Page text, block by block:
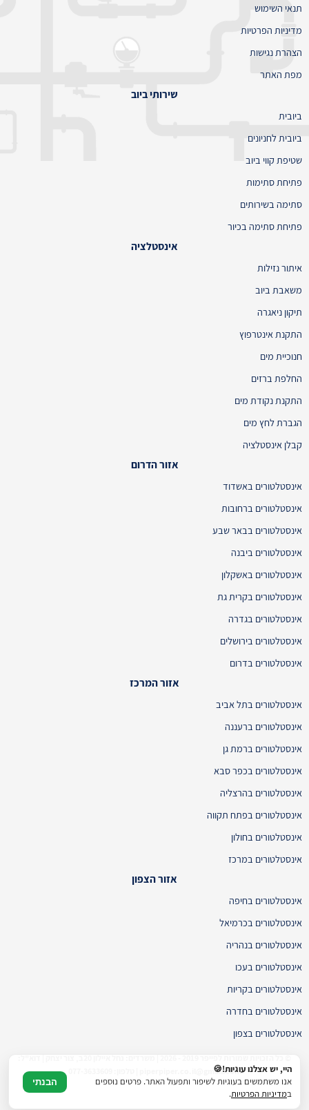
תנאי השימוש
מדיניות הפרטיות
הצהרת נגישות
מפת האתר
שירותי ביוב
ביובית
ביובית לחניונים
שטיפת קווי ביוב
פתיחת סתימות
סתימה בשירותים
פתיחת סתימה בכיור
אינסטלציה
איתור נזילות
משאבת ביוב
תיקון ניאגרה
התקנת אינטרפוץ
חנוכיית מים
החלפת ברזים
התקנת נקודת מים
הגברת לחץ מים
קבלן אינסטלציה
אזור הדרום
אינסטלטורים באשדוד
אינסטלטורים ברחובות
אינסטלטורים בבאר שבע
אינסטלטורים ביבנה
אינסטלטורים באשקלון
אינסטלטורים בקרית גת
אינסטלטורים בגדרה
אינסטלטורים בירושלים
אינסטלטורים בדרום
אזור המרכז
אינסטלטורים בתל אביב
אינסטלטורים ברעננה
אינסטלטורים ברמת גן
אינסטלטורים בכפר סבא
אינסטלטורים בהרצליה
אינסטלטורים בפתח תקווה
אינסטלטורים בחולון
אינסטלטורים במרכז
אזור הצפון
אינסטלטורים בחיפה
אינסטלטורים בכרמיאל
אינסטלטורים בנהריה
אינסטלטורים בעכו
אינסטלטורים בקריות
אינסטלטורים בחדרה
אינסטלטורים בצפון
piperpiper.co.il@gmail.com | טלפון: 077-3633609היי, יש אצלנו עוגיות!🍪
אנו משתמשים בעוגיות לשיפור ותפעול האתר. פרטים נוספים
במדיניות הפרטיות.
הבנתי